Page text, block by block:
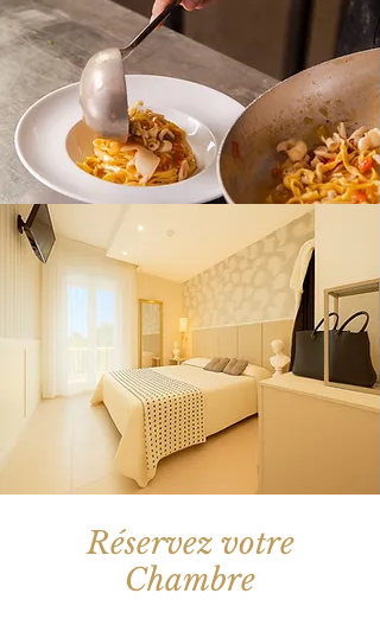
Réservez votre
Chambre